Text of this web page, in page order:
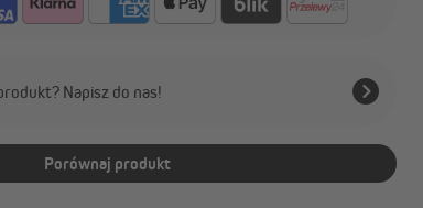
Napisz do nas!
Porównaj produkt